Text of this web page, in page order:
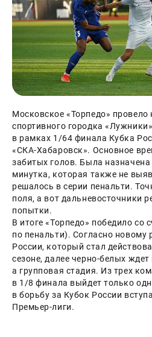
Московское «Торпедо» провело
спортивного городка
в рамках 1/64 финала Кубка
«СКА-Хабаровск». Основное
забитых голов. Была
минутка, которая также не
решалось в серии пенальти.
поля, а вот дальневосточники
попытки.
В итоге «Торпедо» победило со
по пенальти). Согласно новому
России, который стал
сезоне, далее черно-белых ждет
а групповая стадия. Из трех
в 1/8 финала выйдет только
в борьбу за Кубок России
Премьер-лиги.